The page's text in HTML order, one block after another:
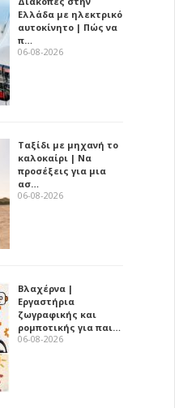
Ελλάδα με ηλεκτρικό
αυτοκίνητο | Πώς να
π…
06-08-2026
Ταξίδι με μηχανή το
καλοκαίρι | Να
προσέξεις για μια
ασ…
06-08-2026
Βλαχέρνα |
Εργαστήρια
ζωγραφικής και
ρομποτικής για παι…
06-08-2026